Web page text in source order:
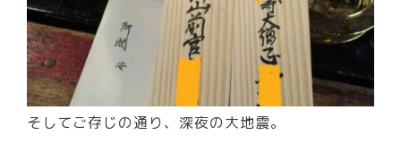
そしてご存じの通り、深夜の大地震。